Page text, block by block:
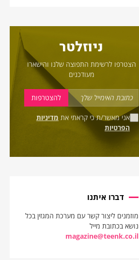
ניוזלטר
הצטרפו לרשימת התפוצה שלנו והישארו
מעודכנים
אני מאשר/ת כי קראתי את מדיניות
הפרטיות
דברו איתנו
מוזמנים ליצור קשר עם מערכת המגזין בכל
נושא בכתובת מייל
magazine@teenk.co.il